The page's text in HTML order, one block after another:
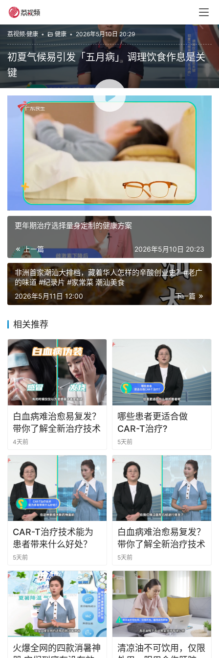
荔视频·健康 • 健康 • 2026年5月10日 20:29
初夏气候易引发「五月病」 调理饮食作息是关
键
00:00 / 04:29
最紧要健康
赞(0)
生成海报
更年期治疗选择量身定制的健康方案
上一篇 2026年5月10日 20:23
非洲首家潮汕大排档，藏着华人怎样的辛酸创业史？#老广
的味道 #纪录片 #家常菜 潮汕美食
下一篇
2026年5月11日 12:00
相关推荐
白血病难治愈易复发？
带你了解全新治疗技术
4天前
哪些患者更适合做
CAR-T治疗?
5天前
CAR-T治疗技术能为
患者带来什么好处？
5天前
白血病难治愈易复发？
带你了解全新治疗技术
5天前
火爆全网的四款消暑神
清凉油不可饮用，仅限